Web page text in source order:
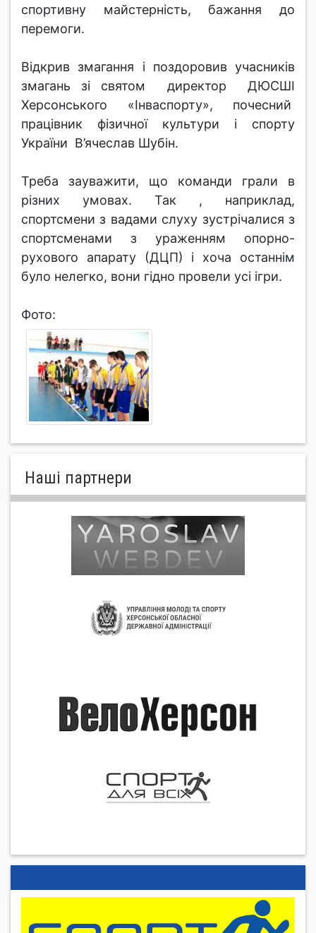
спортивну майстерність, бажання до
перемоги.
Відкрив змагання і поздоровив учасників
змагань зі святом директор ДЮСШІ
Херсонського «Інваспорту», почесний
працівник фізичної культури і спорту
України В’ячеслав Шубін.
Треба зауважити, що команди грали в
різних умовах. Так , наприклад,
спортсмени з вадами слуху зустрічалися з
спортсменами з ураженням опорно-
рухового апарату (ДЦП) і хоча останнім
було нелегко, вони гідно провели усі ігри.
Фото:
Нашi партнери